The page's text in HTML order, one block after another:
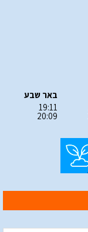
באר שבע
19:11
20:09